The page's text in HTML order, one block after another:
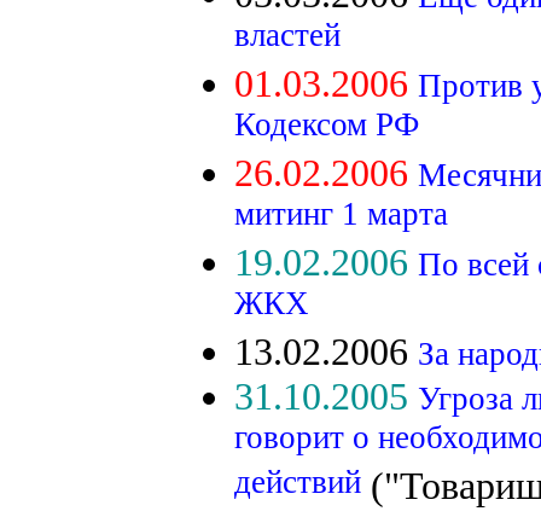
властей
01.03.2006 Против
Кодексом РФ
26.02.2006
митинг 1 марта
19.02.2006 По всей
ЖКХ
13.02.2006 За
31.10.2005 Угроза
говорит о
действий